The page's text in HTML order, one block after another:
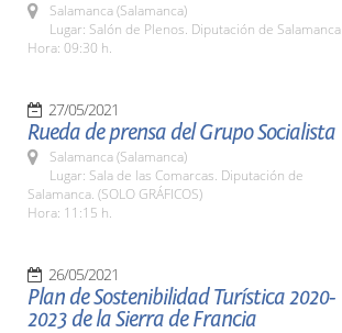
Salamanca (Salamanca)
Lugar: Salón de Plenos. Diputación de Salamanca
Hora: 09:30 h.
27/05/2021
Rueda de prensa del Grupo Socialista
Salamanca (Salamanca)
Lugar: Sala de las Comarcas. Diputación de
Salamanca. (SOLO GRÁFICOS)
Hora: 11:15 h.
26/05/2021
Plan de Sostenibilidad Turística 2020-
2023 de la Sierra de Francia